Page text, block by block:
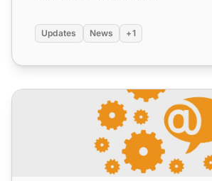
Updates News +1
LiveAgent 5.34 – Eine Fülle von